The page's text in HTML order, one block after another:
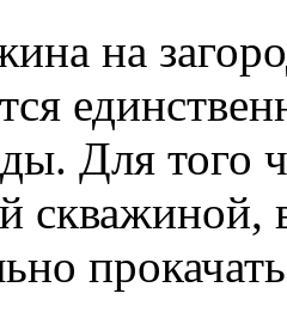
на
Для того
скважиной,